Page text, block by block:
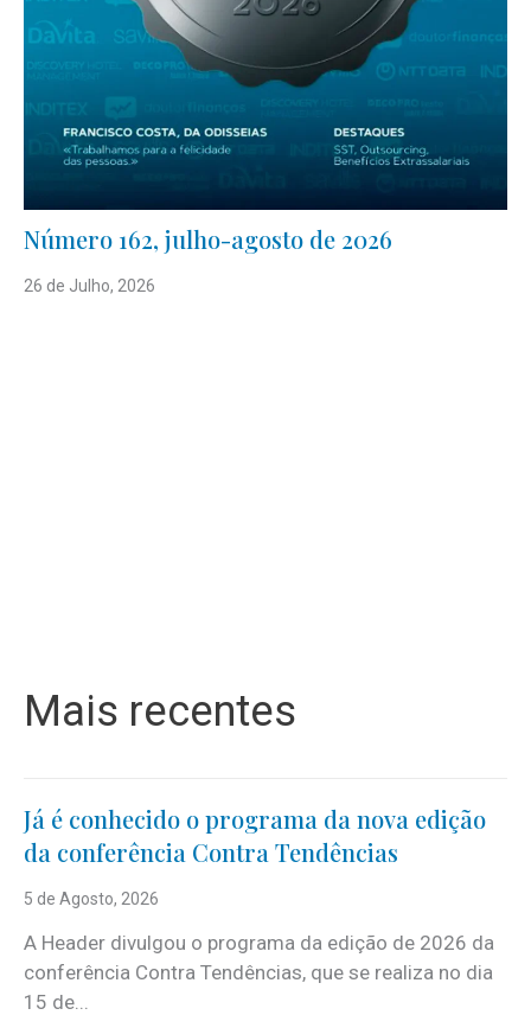
Número 162, julho-agosto de 2026
26 de Julho, 2026
Mais recentes
Já é conhecido o programa da nova edição
da conferência Contra Tendências
5 de Agosto, 2026
A Header divulgou o programa da edição de 2026 da
conferência Contra Tendências, que se realiza no dia
15 de...